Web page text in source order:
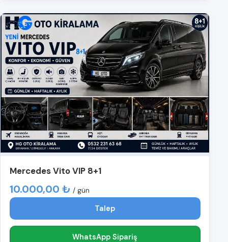
Mercedes Vito VIP 8+1
10.000,00 ₺ / gün
Talep
WhatsApp Sipariş